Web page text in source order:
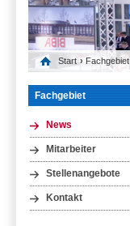
Start › Fachgebiet
Fachgebiet
News
Mitarbeiter
Stellenangebote
Kontakt